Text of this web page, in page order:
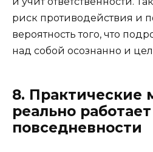
риск противодействия и
вероятность того, что
над собой осознанно и
8. Практические
реально
повседневности